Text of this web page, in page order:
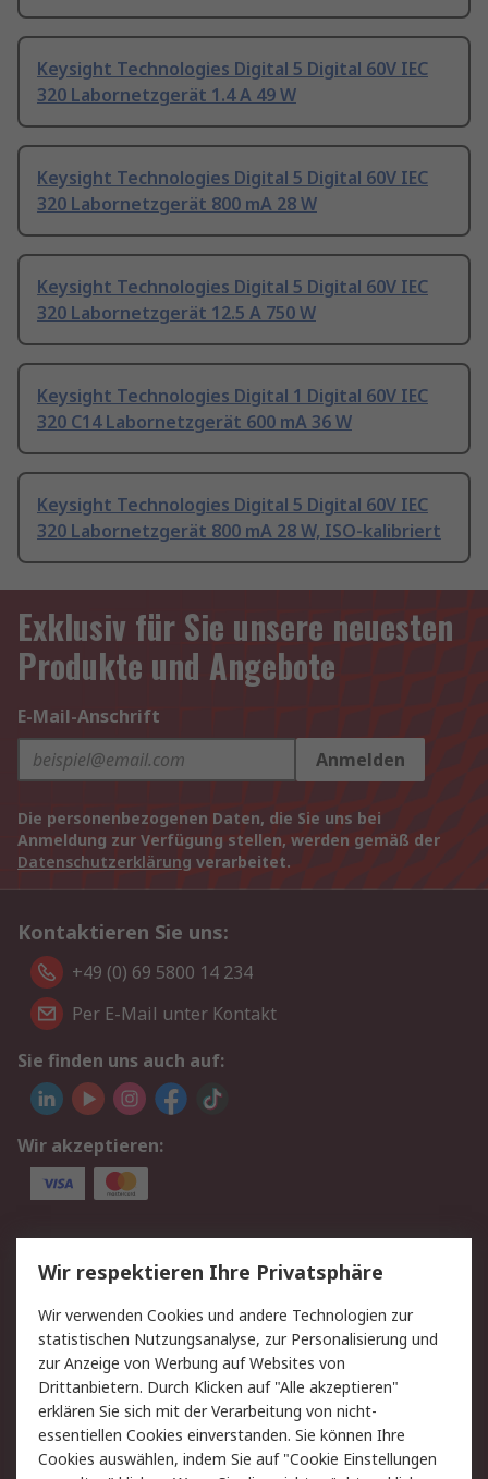
Keysight Technologies Digital 5 Digital 60V IEC
320 Labornetzgerät 1.4 A 49 W
Keysight Technologies Digital 5 Digital 60V IEC
320 Labornetzgerät 800 mA 28 W
Keysight Technologies Digital 5 Digital 60V IEC
320 Labornetzgerät 12.5 A 750 W
Keysight Technologies Digital 1 Digital 60V IEC
320 C14 Labornetzgerät 600 mA 36 W
Keysight Technologies Digital 5 Digital 60V IEC
320 Labornetzgerät 800 mA 28 W, ISO-kalibriert
Exklusiv für Sie unsere neuesten
Produkte und Angebote
E-Mail-Anschrift
Anmelden
Die personenbezogenen Daten, die Sie uns bei
Anmeldung zur Verfügung stellen, werden gemäß der
Datenschutzerklärung verarbeitet.
Kontaktieren Sie uns:
+49 (0) 69 5800 14 234
Per E-Mail unter Kontakt
Sie finden uns auch auf:
Wir akzeptieren:
Service
Value Added Services
Lieferlösungen
Rücksendungen
Kontakt
Hilfe
Privatkunden
Rechtliches
AGB
Datenschutz
Wir respektieren Ihre Privatsphäre
Wir verwenden Cookies und andere Technologien zur
statistischen Nutzungsanalyse, zur Personalisierung und
zur Anzeige von Werbung auf Websites von
Drittanbietern. Durch Klicken auf "Alle akzeptieren"
erklären Sie sich mit der Verarbeitung von nicht-
essentiellen Cookies einverstanden. Sie können Ihre
Cookies auswählen, indem Sie auf "Cookie Einstellungen